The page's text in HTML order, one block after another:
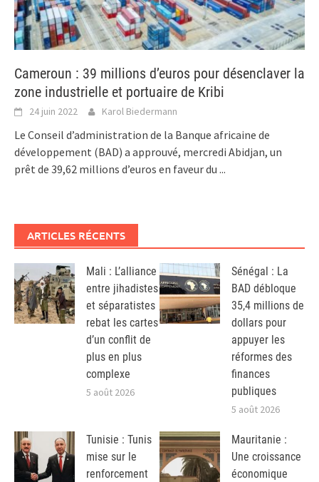
Cameroun : 39 millions d’euros pour désenclaver la
zone industrielle et portuaire de Kribi
24 juin 2022 Karol Biedermann
Le Conseil d’administration de la Banque africaine de
développement (BAD) a approuvé, mercredi Abidjan, un
prêt de 39,62 millions d’euros en faveur du ...
ARTICLES RÉCENTS
Mali : L’alliance
entre jihadistes
et séparatistes
rebat les cartes
d’un conflit de
plus en plus
complexe
5 août 2026
Sénégal : La
BAD débloque
35,4 millions de
dollars pour
appuyer les
réformes des
finances
publiques
5 août 2026
Tunisie : Tunis
mise sur le
renforcement
Mauritanie :
Une croissance
économique